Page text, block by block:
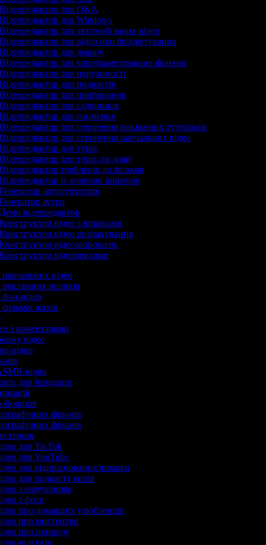
для Q&A
для Windows
для автомобільних відео
для відео про бюджетування
для декору
для короткометражних фільмів
для нерухомості
для подкастів
для прибирання
для садівників
для соцмереж
для створення макіяжних туторіалів
для створення навчальних відео
для турів
для турів по дому
трейлерів до фільмів
із зеленою ширмою
автосубтитрів
аутро
відеоредактор
відео з вправами
відео розпакування
відеозапрошень
відеореклами
навчальних відео
рекламних роликів
фан-відео
жахів
з коментарями
відео
відео
відео
для Instagram
фільмів
фільмів
для TikTok
для YouTube
для відпрацювання вимови
для подкасту копія
з озвученням
з фото
про домашніх улюбленців
про мистецтво
про природу
відгуків